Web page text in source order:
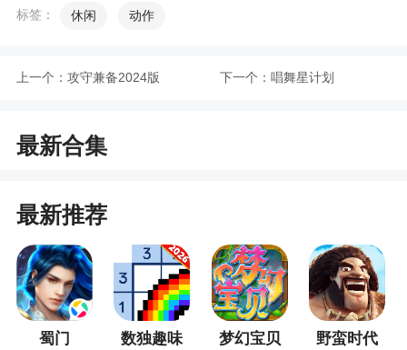
2、这个游戏给玩家带来了一种全新的游戏方
选择，游戏并不太难，规则很简单，画面设计也很
3、这款游戏带给玩家十分新颖的玩法，丰富的
的游戏模式能够进行选择，游戏也没有太大的难
计，可玩性非常的高
更新日志
标签： 休闲 动作
上一个： 攻守兼备2024版 下一个： 唱舞星计划
最新合集
最新推荐
蜀门
数独趣味
梦幻宝贝 野蛮时代